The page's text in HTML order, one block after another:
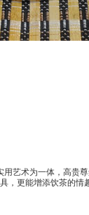
用艺术为一体，高贵
，更能增添饮茶的情趣